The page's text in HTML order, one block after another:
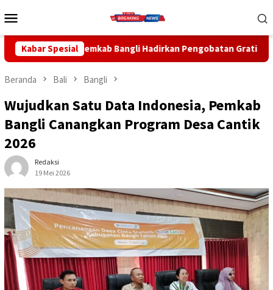
ke
Mobile
Kabar Spesial
Hadirkan Pengobatan Gratis di Empat Kecamatan
Beranda Bali Bangli
Wujudkan Satu Data Indonesia, Pemkab
Bangli Canangkan Program Desa Cantik
2026
Redaksi
19 Mei 2026